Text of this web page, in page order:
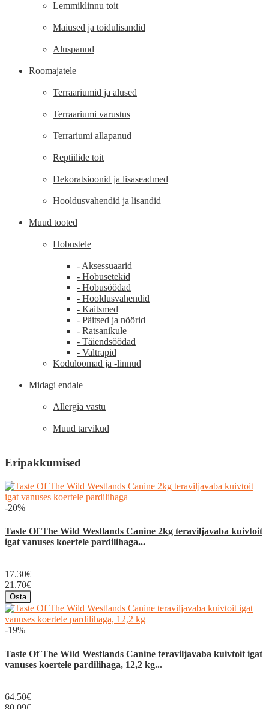
Lemmiklinnu toit
Maiused ja toidulisandid
Aluspanud
Roomajatele
Terraariumid ja alused
Terraariumi varustus
Terrariumi allapanud
Reptiilide toit
Dekoratsioonid ja lisaseadmed
Hooldusvahendid ja lisandid
Muud tooted
Hobustele
- Aksessuaarid
- Hobusetekid
- Hobusöödad
- Hooldusvahendid
- Kaitsmed
- Päitsed ja nöörid
- Ratsanikule
- Täiendsöödad
- Valtrapid
Koduloomad ja -linnud
Midagi endale
Allergia vastu
Muud tarvikud
Eripakkumised
-20%
Taste Of The Wild Westlands Canine 2kg teraviljavaba kuivtoit
igat vanuses koertele pardilihaga...
17.30€
21.70€
Osta
-19%
Taste Of The Wild Westlands Canine teraviljavaba kuivtoit igat
vanuses koertele pardilihaga, 12,2 kg...
64.50€